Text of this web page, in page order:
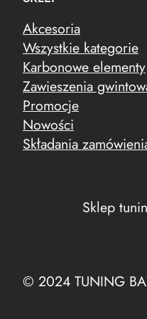
Akcesoria
Wszystkie kategorie
Karbonowe elementy
Zawieszenia
Promocje
Nowości
Składania
Sklep
© 2024 TUNING